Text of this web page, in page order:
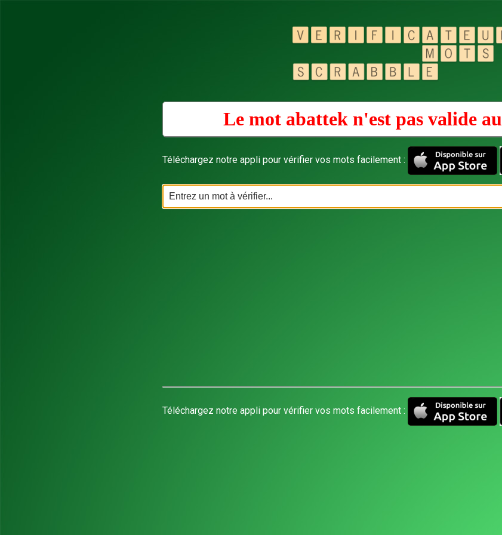
Le mot abattek n'est pas valide au
Téléchargez notre appli pour vérifier vos mots facilement :
Téléchargez notre appli pour vérifier vos mots facilement :